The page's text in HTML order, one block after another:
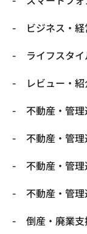
ビジネス・経
ライフスタ
レビュー・
不動産・管
不動産・管
不動産・管
不動産・管
倒産・廃業